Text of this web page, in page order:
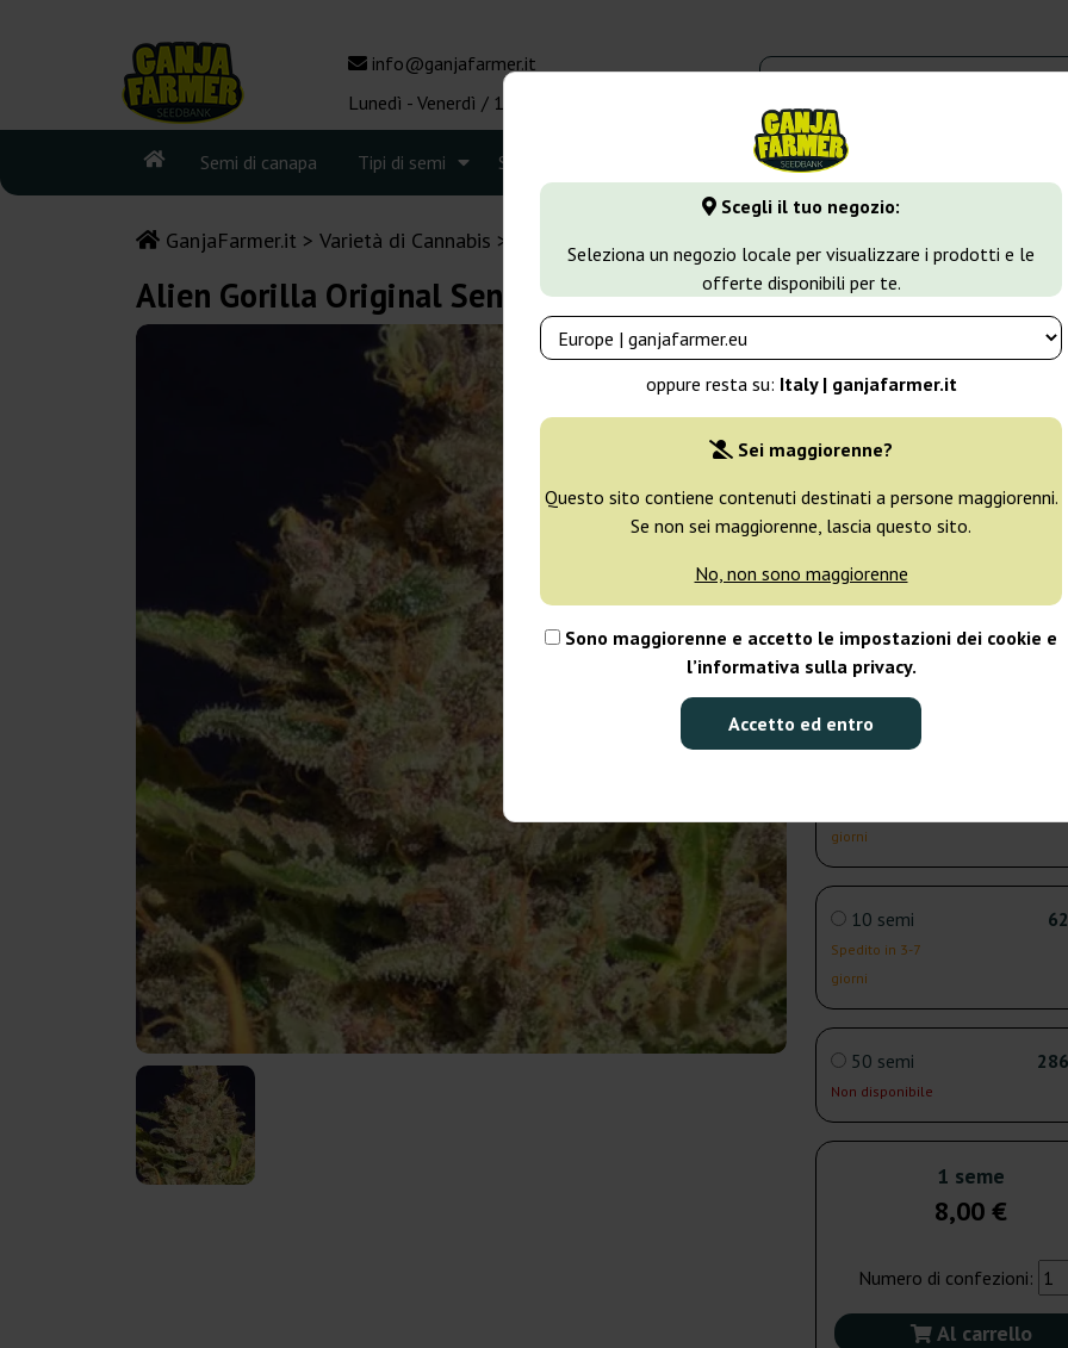
Scegli il tuo negozio:
Seleziona un negozio locale per visualizzare i prodotti e le
offerte disponibili per te.
oppure resta su: Italy | ganjafarmer.it
Sei maggiorenne?
Questo sito contiene contenuti destinati a persone maggiorenni.
Se non sei maggiorenne, lascia questo sito.
No, non sono maggiorenne
Sono maggiorenne e accetto le impostazioni dei cookie e
l’informativa sulla privacy.
Accetto ed entro
info@ganjafarmer.it
Lunedì - Venerdì / 10:00 - 16:00
Semi di canapa Tipi di semi Seedbank Tipi di marijuana Altro
GanjaFarmer.it Varietà di Cannabis
Alien Gorilla Original Sensible Seeds
Original Sensible Seeds
1 seme
Spedito in 3-7
3 semi
Spedito in 3-7
giorni
giorni
10 semi
Spedito in 3-7
giorni
50 semi
Non disponibile
1 seme
8,00 €
Numero di confezioni:
Al carrello